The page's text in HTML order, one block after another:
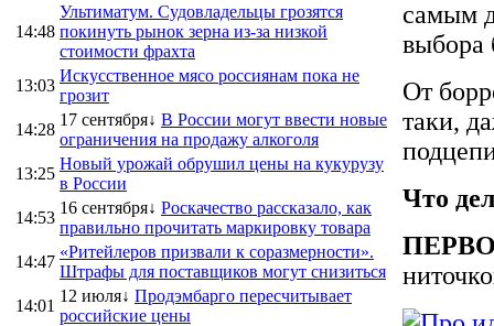
14:48
Ультиматум. Судовладельцы грозятся
покинуть рынок зерна из-за низкой
стоимости фрахта
13:03
Искусственное мясо россиянам пока не
грозит
14:28
17 сентября↓ В России могут ввести новые
ограничения на продажу алкоголя
13:25
Новый урожай обрушил цены на кукурузу
в России
14:53
16 сентября↓ Роскачество рассказало, как
правильно прочитать маркировку товара
14:47
«Ритейлеров призвали к соразмерности».
Штрафы для поставщиков могут снизиться
14:01
12 июля↓ Продэмбарго пересчитывает
российские цены
самым
выбора
От
таки,
Что